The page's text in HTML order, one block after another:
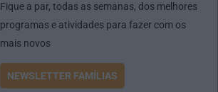
Fique a par, todas as semanas, dos melhores
programas e atividades para fazer com os
mais novos
NEWSLETTER FAMÍLIAS